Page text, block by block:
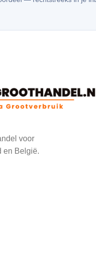
voor
en België.